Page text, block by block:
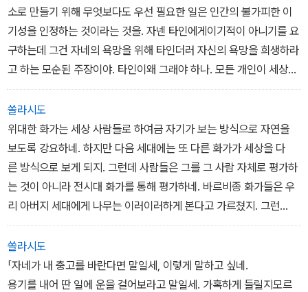
미 그를 바라보더니 잔을 채웠다.
그는 웨이터에게 담배 한 갑을 가져오라 했다.
「내가 이런 식으로 말하니 자넨 재미있을 거네만,알다시피 난 가난해
서 조그만 다락에서 살고 있어. 미용사들하고 카페의•보이들이랑 짜
고 나를 등쳐먹는 상스러운 여자하고 말이지. 영국 독자를 위해 쓰레
기 같은 책을 번역하기도 하고 욕먹을 가치•도 없는 형편없는 그림
을 보고 논평을 쓰기도 하지. 하지만 자네, 인생의 의미가 도대체 뭔
지 말할 수 있겠나?」「글쎄요, 어려운 질문입니다. 선생님께서 말씀
해 주시죠「아닐세. 자네 스스로 답을 발견하지 않으면 의미가 없어.
그런데 자넨 이 세상에서 무엇을 위해 살아야 한다고 생각하나?
소로 만들기 위해 무엇보다도 우선 필요한 일은 인간의 불가피한 이
기성을 인정하는 것이라는 것을. 자넨 타인에게이기적이 아니기를 요
구하는데 그건 자네의 욕망을 위해 타인더러 자신의 욕망을 희생하라
고 하는 모순된 주장이야. 타인이왜 그래야 하나. 모든 개인이 세상
에 살면서 자기자신을 위한다는 사실을 자네가 받아들여야 자넨 다
른 사람들에게 덜 요구할수 있어. 다른 사람들에게 덜 실망할 거고, 다
른 사람들을 더자비롭게 바라볼 수 있어. 사람은 인생에서 단 한 가지
를 추구하지. 그건 자기 자신의 쾌락이야」
쏠라시도
위대한 화가는 세상 사람들로 하여금 자기가 보는 방식으로 자연을
보도록 강요하네. 하지만 다음 세대에는 또 다른 화가가 세상을 다
른 방식으로 보게 되지. 그런데 사람들은 그를 그 사람 자체로 평가하
는 것이 아니라 전시대 화가를 통해 평가하네. 바르비종 화가들은 우
리 아버지 세대에게 나무는 이러이러하게 본다고 가르쳤지. 그런
데 마네가 나타나서 다른 방식으로 그리니까 사람들은 나무가 그렇
게 생기지 않았다고 말하는 거야. 어떤화가가 나무를 그런 식으
로 볼 뿐이라는 생각은 전혀 하지 않는단 말이네. 그린다는 것은 우리
의 내면을 밖으로 표출시키는 행위라고 할 수 있네. 우리가 우리의 시
쏠라시도
「자네가 내 충고를 바란다면 말일세, 이렇게 말하고 싶네.
용기를 내어 딴 일에 운을 걸어보라고 말일세. 가혹하게 들릴지모르